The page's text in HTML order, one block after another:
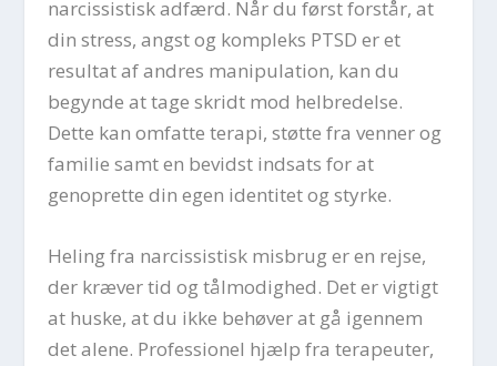
narcissistisk adfærd. Når du først forstår, at
din stress, angst og kompleks PTSD er et
resultat af andres manipulation, kan du
begynde at tage skridt mod helbredelse.
Dette kan omfatte terapi, støtte fra venner og
familie samt en bevidst indsats for at
genoprette din egen identitet og styrke.
Heling fra narcissistisk misbrug er en rejse,
der kræver tid og tålmodighed. Det er vigtigt
at huske, at du ikke behøver at gå igennem
det alene. Professionel hjælp fra terapeuter,